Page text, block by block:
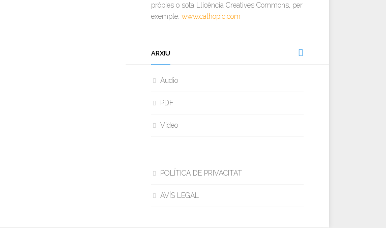
pròpies o sota Llicència Creatives Commons, per
exemple: www.cathopic.com
ARXIU
Audio
PDF
Video
POLÍTICA DE PRIVACITAT
AVÍS LEGAL